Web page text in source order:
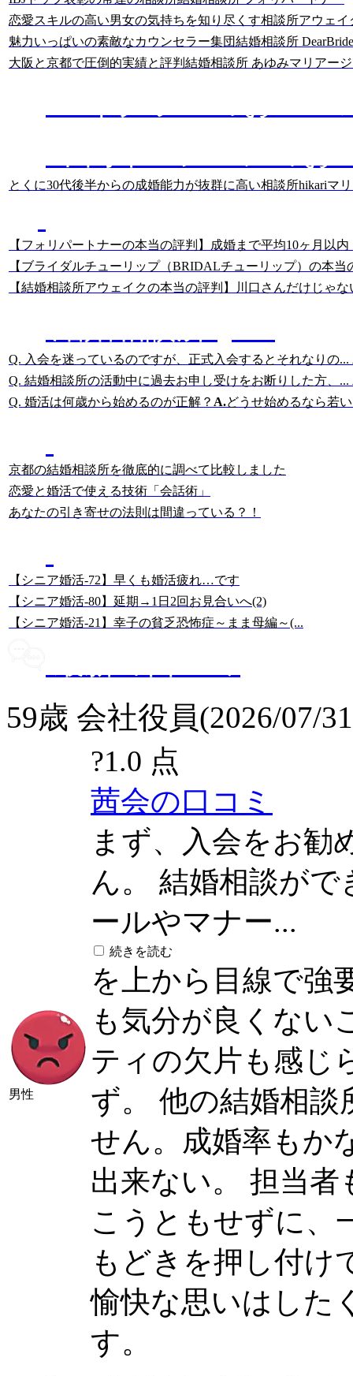
恋愛スキルの高い男女の気持ちを知り尽くす相談所アウェイ
魅力いっぱいの素敵なカウンセラー集団結婚相談所
大阪と京都で圧倒的実績と評判 結婚相談所 あゆみマリアー
とくに30代後半からの成婚能力が抜群に高い相談所hikariマ
【フォリパートナーの本当の評判】成婚まで平均10ヶ月以内
【ブライダルチューリップ（BRIDALチューリップ）の本
【結婚相談所アウェイクの本当の評判】川口さんだけじゃ
Q. 入会を迷っているのですが、正式入会するとそれなりの...
Q. 結婚相談所の活動中に過去お申し受けをお断りした方、...
Q. 婚活は何歳から始めるのが正解？ A.どうせ始めるなら若
京都の結婚相談所を徹底的に調べて比較しました
恋愛と婚活で使える技術「会話術」
あなたの引き寄せの法則は間違っている？！
【シニア婚活-72】早くも婚活疲れ…です
【シニア婚活-80】延期→1日2回お見合いへ(2)
【シニア婚活-21】幸子の貧乏恐怖症～まま母編～(...
59歳 会社役員(2026/07/
男性
?1.0 点
茜会の口コミ
まず、入会をお勧
ん。 結婚相談が
ールやマナー...
続きを読む
を上から目線で強
も気分が良くない
ティの欠片も感じ
ず。 他の結婚相
せん。成婚率もか
出来ない。 担当
こうともせずに、
もどきを押し付け
愉快な思いはした
す。